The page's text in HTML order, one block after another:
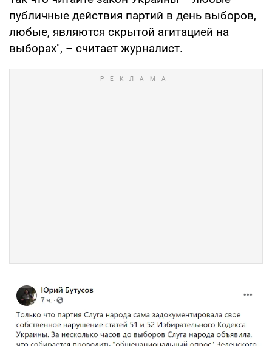
публичные действия партий в день выборов,
любые, являются скрытой агитацией на
выборах", – считает журналист.